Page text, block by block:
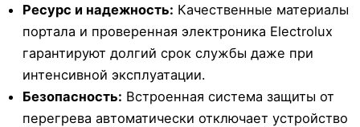
Ресурс и надежность: Качественные материалы
портала и проверенная электроника Electrolux
гарантируют долгий срок службы даже при
интенсивной эксплуатации.
Безопасность: Встроенная система защиты от
перегрева автоматически отключает устройство